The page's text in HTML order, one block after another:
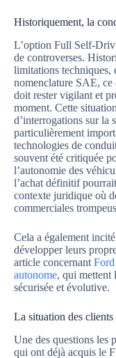
Historiquement, la
L’option Full Self-
de controverses.
limitations techniques,
nomenclature SAE,
doit rester vigilant et
moment. Cette
d’interrogations sur la
particulièrement
technologies de
souvent été critiquée
l’autonomie des
l’achat définitif
contexte juridique où
commerciales
Cela a également
développer leurs
article concernant Ford
autonome, qui mettent
sécurisée et évolutive.
La situation des
Une des questions les
qui ont déjà acquis le